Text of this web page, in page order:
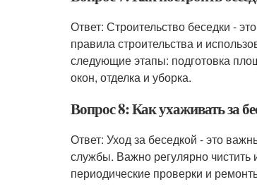
Ответ: Строительство беседки -
правила строительства и
следующие этапы: подготовка
окон, отделка и уборка.
Вопрос 8: Как ухаживать за
Ответ: Уход за беседкой - это
службы. Важно регулярно чистить
периодические проверки и